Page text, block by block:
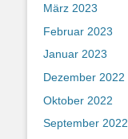
März 2023
Februar 2023
Januar 2023
Dezember 2022
Oktober 2022
September 2022